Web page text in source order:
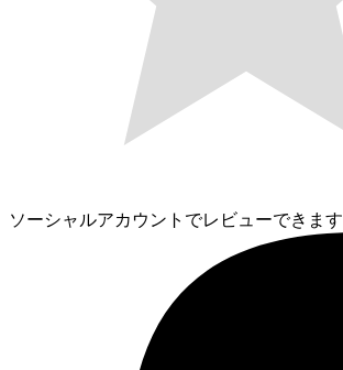
ソーシャルアカウントでレビューできます